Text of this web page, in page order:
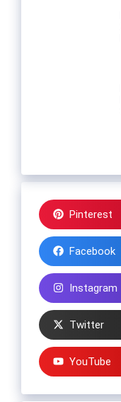
Pinterest
Facebook
Instagram
Twitter
YouTube